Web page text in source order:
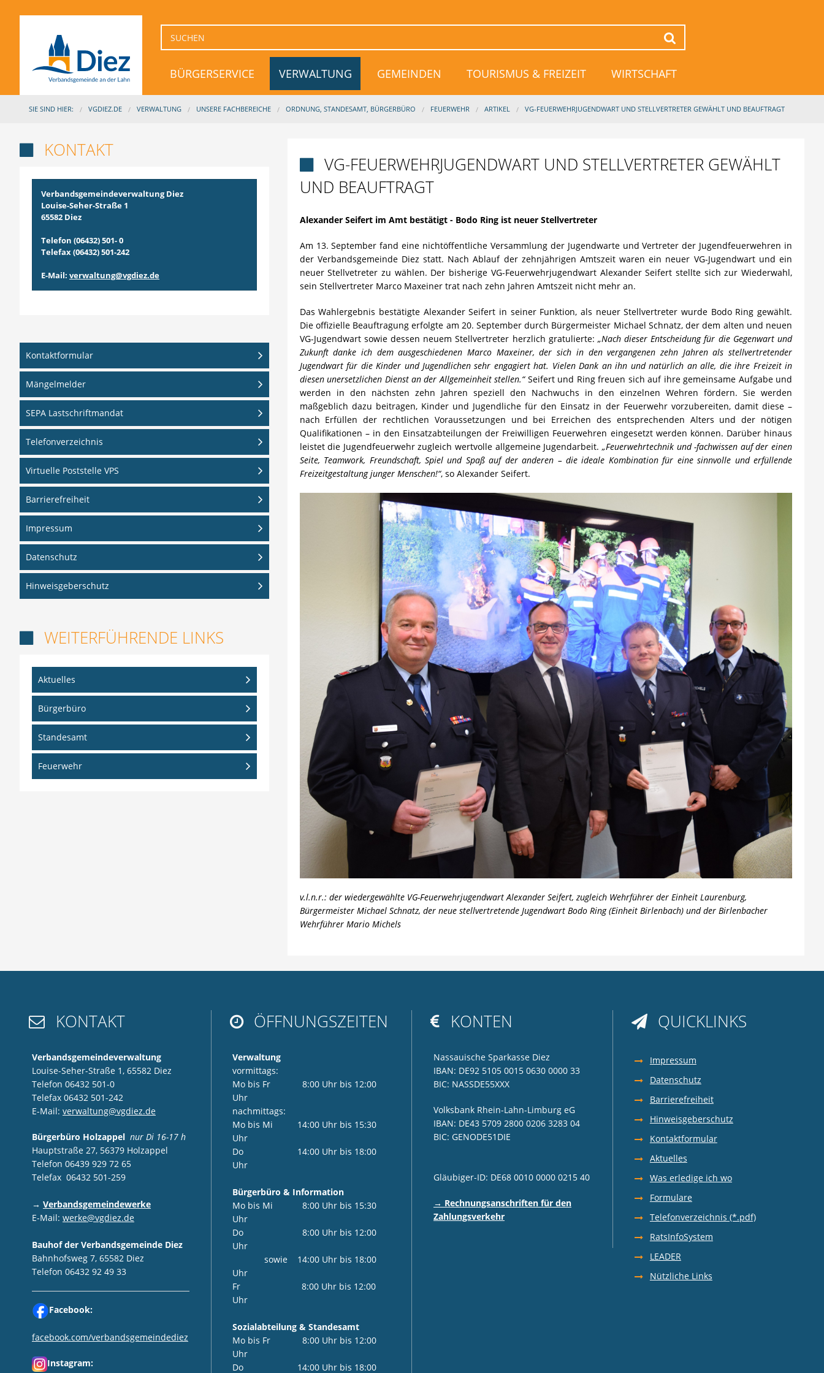
BÜRGERSERVICE VERWALTUNG GEMEINDEN TOURISMUS & FREIZEIT WIRTSCHAFT
SIE SIND HIER: VGDIEZ.DE VERWALTUNG UNSERE FACHBEREICHE ORDNUNG, STANDESAMT, BÜRGERBÜRO FEUERWEHR ARTIKEL VG-FEUERWEHRJUGENDWART UND STELLVERTRETER GEWÄHLT UND BEAUFTRAGT
VG-FEUERWEHRJUGENDWART UND STELLVERTRETER GEWÄHLT
UND BEAUFTRAGT
Alexander Seifert im Amt bestätigt - Bodo Ring ist neuer Stellvertreter
Am 13. September fand eine nichtöffentliche Versammlung der Jugendwarte und Vertreter der Jugendfeuerwehren in
der Verbandsgemeinde Diez statt. Nach Ablauf der zehnjährigen Amtszeit waren ein neuer VG-Jugendwart und ein
neuer Stellvetreter zu wählen. Der bisherige VG-Feuerwehrjugendwart Alexander Seifert stellte sich zur Wiederwahl,
sein Stellvertreter Marco Maxeiner trat nach zehn Jahren Amtszeit nicht mehr an.
Das Wahlergebnis bestätigte Alexander Seifert in seiner Funktion, als neuer Stellvertreter wurde Bodo Ring gewählt.
Die offizielle Beauftragung erfolgte am 20. September durch Bürgermeister Michael Schnatz, der dem alten und neuen
VG-Jugendwart sowie dessen neuem Stellvertreter herzlich gratulierte: „Nach dieser Entscheidung für die Gegenwart und
Zukunft danke ich dem ausgeschiedenen Marco Maxeiner, der sich in den vergangenen zehn Jahren als stellvertretender
Jugendwart für die Kinder und Jugendlichen sehr engagiert hat. Vielen Dank an ihn und natürlich an alle, die ihre Freizeit in
diesen unersetzlichen Dienst an der Allgemeinheit stellen.“Seifert und Ring freuen sich auf ihre gemeinsame Aufgabe und
werden in den nächsten zehn Jahren speziell den Nachwuchs in den einzelnen Wehren fördern. Sie werden
maßgeblich dazu beitragen, Kinder und Jugendliche für den Einsatz in der Feuerwehr vorzubereiten, damit diese –
nach Erfüllen der rechtlichen Voraussetzungen und bei Erreichen des entsprechenden Alters und der nötigen
Qualifikationen – in den Einsatzabteilungen der Freiwilligen Feuerwehren eingesetzt werden können. Darüber hinaus
leistet die Jugendfeuerwehr zugleich wertvolle allgemeine Jugendarbeit. „Feuerwehrtechnik und -fachwissen auf der einen
Seite, Teamwork, Freundschaft, Spiel und Spaß auf der anderen – die ideale Kombination für eine sinnvolle und erfüllende
Freizeitgestaltung junger Menschen!“, so Alexander Seifert.
v.l.n.r.: der wiedergewählte VG-Feuerwehrjugendwart Alexander Seifert, zugleich Wehrführer der Einheit Laurenburg,
Bürgermeister Michael Schnatz, der neue stellvertretende Jugendwart Bodo Ring (Einheit Birlenbach) und der Birlenbacher
Wehrführer Mario Michels
KONTAKT
Verbandsgemeindeverwaltung Diez
Louise-Seher-Straße 1
65582 Diez
Telefon (06432) 501- 0
Telefax (06432) 501-242
E-Mail: verwaltung@vgdiez.de
Kontaktformular
Mängelmelder
SEPA Lastschriftmandat
Telefonverzeichnis
Virtuelle Poststelle VPS
Barrierefreiheit
Impressum
Datenschutz
Hinweisgeberschutz
WEITERFÜHRENDE LINKS
Aktuelles
Bürgerbüro
Standesamt
Feuerwehr
 KONTAKT
Verbandsgemeindeverwaltung
Louise-Seher-Straße 1, 65582 Diez
Telefon 06432 501-0
Telefax 06432 501-242
E-Mail: verwaltung@vgdiez.de
Bürgerbüro Holzappel nur Di 16-17 h
Hauptstraße 27, 56379 Holzappel
Telefon 06439 929 72 65
Telefax 06432 501-259
→ Verbandsgemeindewerke
E-Mail: werke@vgdiez.de
Bauhof der Verbandsgemeinde Diez
Bahnhofsweg 7, 65582 Diez
Telefon 06432 92 49 33
Facebook:
facebook.com/verbandsgemeindediez
Instagram:
 ÖFFNUNGSZEITEN
Verwaltung
vormittags:
Mo bis Fr 8:00 Uhr bis 12:00
Uhr
nachmittags:
Mo bis Mi 14:00 Uhr bis 15:30
Uhr
Do 14:00 Uhr bis 18:00
Uhr
Bürgerbüro & Information
Mo bis Mi 8:00 Uhr bis 15:30
Uhr
Do 8:00 Uhr bis 12:00
Uhr
sowie 14:00 Uhr bis 18:00
Uhr
Fr 8:00 Uhr bis 12:00
Uhr
Sozialabteilung & Standesamt
Mo bis Fr 8:00 Uhr bis 12:00
Uhr
Do 14:00 Uhr bis 18:00
 KONTEN
Nassauische Sparkasse Diez
IBAN: DE92 5105 0015 0630 0000 33
BIC: NASSDE55XXX
Volksbank Rhein-Lahn-Limburg eG
IBAN: DE43 5709 2800 0206 3283 04
BIC: GENODE51DIE
Gläubiger-ID: DE68 0010 0000 0215 40
→ Rechnungsanschriften für den
Zahlungsverkehr
 QUICKLINKS
Impressum
Datenschutz
Barrierefreiheit
Hinweisgeberschutz
Kontaktformular
Aktuelles
Was erledige ich wo
Formulare
Telefonverzeichnis (*.pdf)
RatsInfoSystem
LEADER
Nützliche Links